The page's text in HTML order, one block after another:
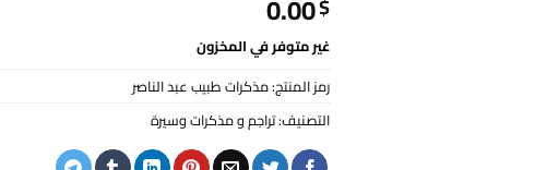
0.00
غير متوفر في المخزون
رمز المنتج:مذكرات طبيب عبد الناصر
التصنيف:تراجم و مذكرات وسيرة